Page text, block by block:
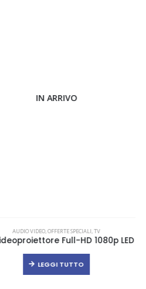
OFFERTE SPECIALI,TV
MKV-6500HD Videoproiettore Full-HD 1080p LED 6500 Lumen
LEGGI TUTTO